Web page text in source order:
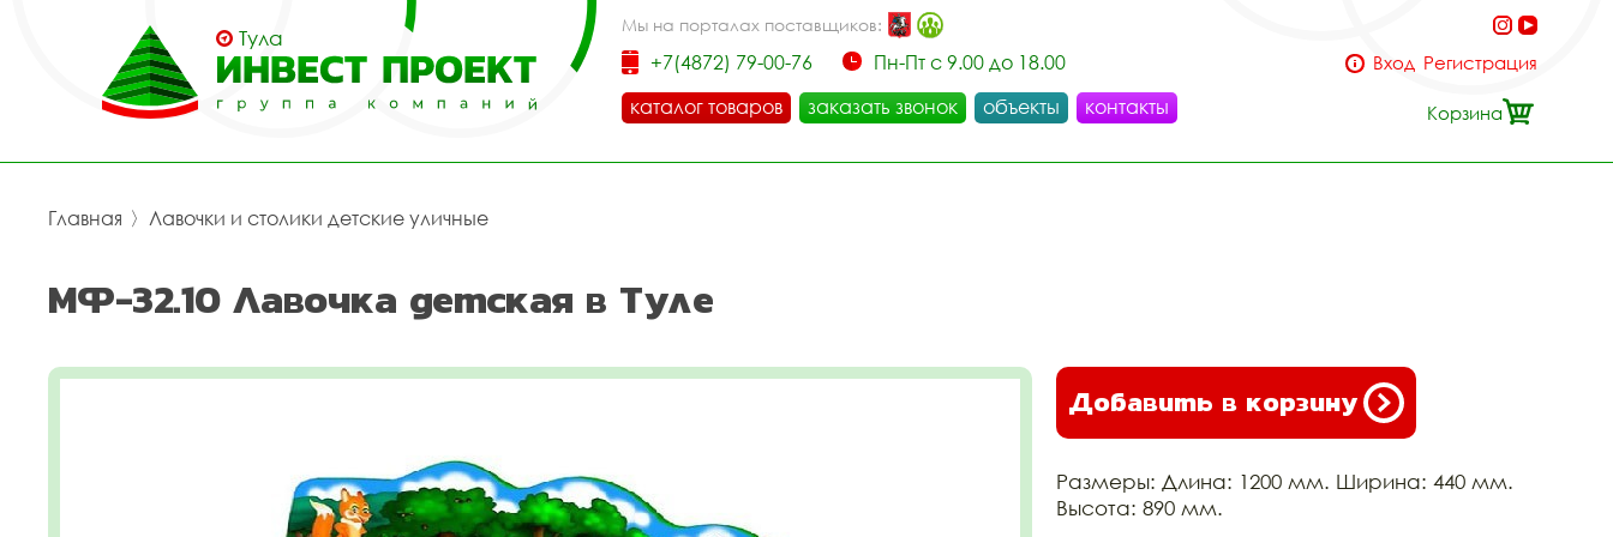
Тула
Мы на порталах поставщиков:
+7(4872) 79-00-76
Пн-Пт с 9.00 до 18.00
каталог товаров
заказать звонок объекты контакты
Вход Регистрация
Корзина
Главная 〉 Лавочки и столики детские уличные
МФ-32.10 Лавочка детская в Туле
Добавить в корзину
Размеры: Длина: 1200 мм. Ширина: 440 мм.
Высота: 890 мм.